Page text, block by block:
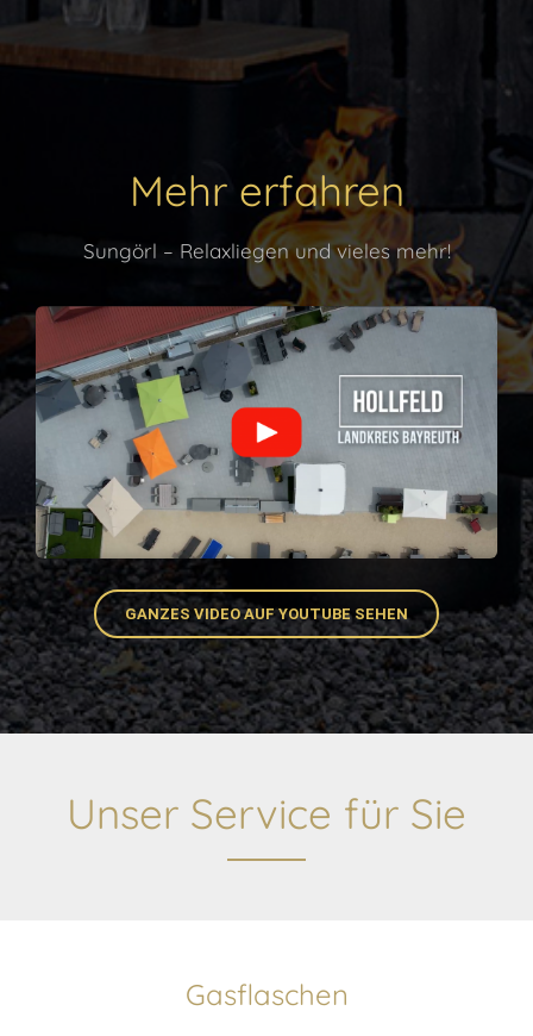
Mehr erfahren
Sungörl – Relaxliegen und vieles mehr!
GANZES VIDEO AUF YOUTUBE SEHEN
Unser Service für Sie
Gasflaschen